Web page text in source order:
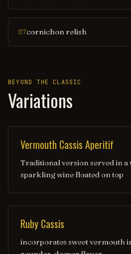
07cornichon relish
BEYOND THE CLASSIC
Variations
Vermouth Cassis Aperitif
Traditional version served in a
sparkling wine floated on top
Ruby Cassis
incorporates sweet vermouth